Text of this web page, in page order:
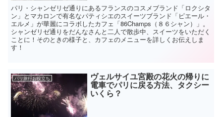
パリ・シャンゼリゼ通りにあるフランスのコスメブランド「ロクシタ
ン」とマカロンで有名なパティシエのスイーツブランド「ピエール・
エルメ」が華麗にコラボしたカフェ「86Champs（８６シャン）」。
シャンゼリゼ通りをだんなさんと二人で散歩中、スイーツをいただく
ことに！そのときの様子と、カフェのメニューを詳しくお伝えしま
す！
パリ旅行お役立ち ヴェルサイユ宮殿の花火の帰りに
電車でパリに戻る方法、タクシー
いくら？